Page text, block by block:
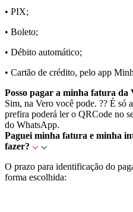
• PIX;
• Boleto;
• Débito automático;
• Cartão de crédito, pelo app
Posso pagar a minha fatura da
Sim, na Vero você pode. ?? É só
prefira poderá ler o QRCode no
do WhatsApp.
Paguei minha fatura e minha
fazer?
O prazo para identificação do
forma escolhida: